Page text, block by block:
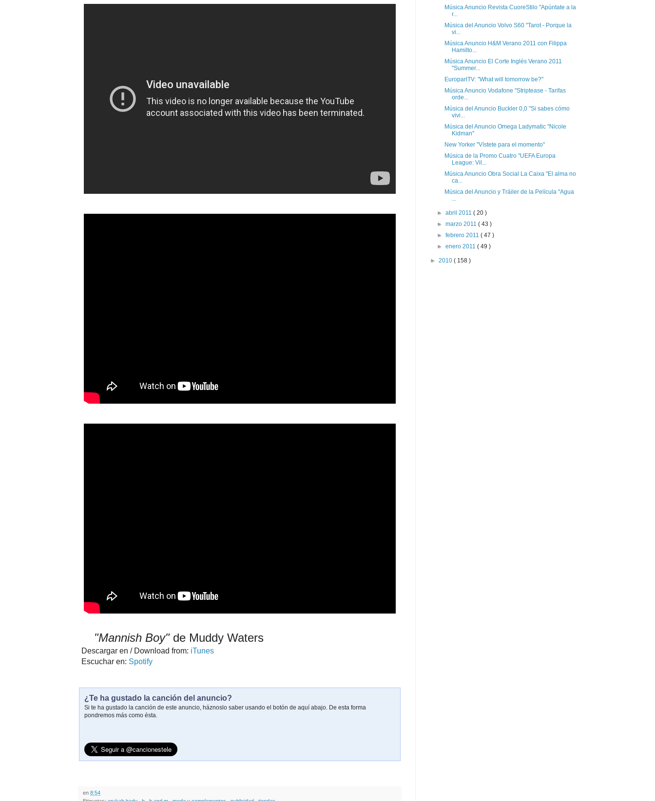
"Mannish Boy"de Muddy Waters
Descargar en / Download from: iTunes
Escuchar en: Spotify
¿Te ha gustado la canción del anuncio?
Si te ha gustado la canción de este anuncio, háznoslo saber usando el botón de aquí abajo. De esta forma
pondremos más como ésta.
en 8:54
Música Anuncio Revista CuoreStilo "Apúntate a la
r...
Música del Anuncio Volvo S60 "Tarot - Porque la
vi...
Música Anuncio H&M Verano 2011 con Filippa
Hamilto...
Música Anuncio El Corte Inglés Verano 2011
"Summer...
EuroparlTV: "What will tomorrow be?"
Música Anuncio Vodafone "Striptease - Tarifas
orde...
Música del Anuncio Buckler 0,0 "Si sabes cómo
vivi...
Música del Anuncio Omega Ladymatic "Nicole
Kidman"
New Yorker "Vístete para el momento"
Música de la Promo Cuatro "UEFA Europa
League: Vil...
Música Anuncio Obra Social La Caixa "El alma no
ca...
Música del Anuncio y Tráiler de la Película "Agua
...
►abril 2011( 20 )
►marzo 2011( 43 )
►febrero 2011( 47 )
►enero 2011( 49 )
► 2010 ( 158 )